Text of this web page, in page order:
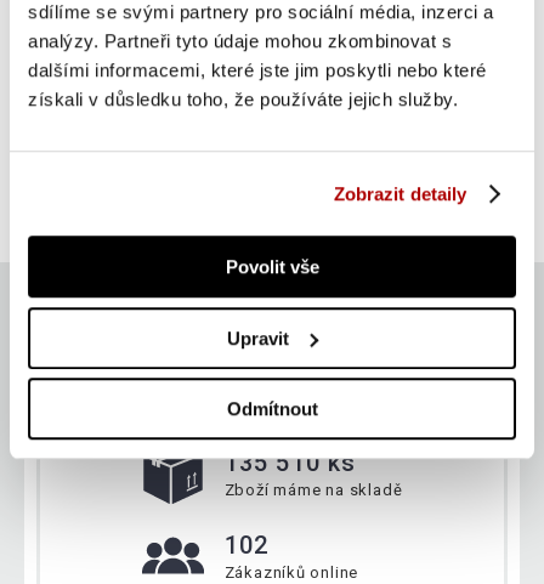
sdílíme se svými partnery pro sociální média, inzerci a
analýzy. Partneři tyto údaje mohou zkombinovat s
dalšími informacemi, které jste jim poskytli nebo které
získali v důsledku toho, že používáte jejich služby.
Zobrazit detaily
Povolit vše
Upravit
Odmítnout
Gorilla Sports Mikina s kapucí, šedo/oranžová L
871 Kč Do košíku
skladem 1 ks
Aktuálně
135 510 ks
Zboží máme na skladě
102
Zákazníků online